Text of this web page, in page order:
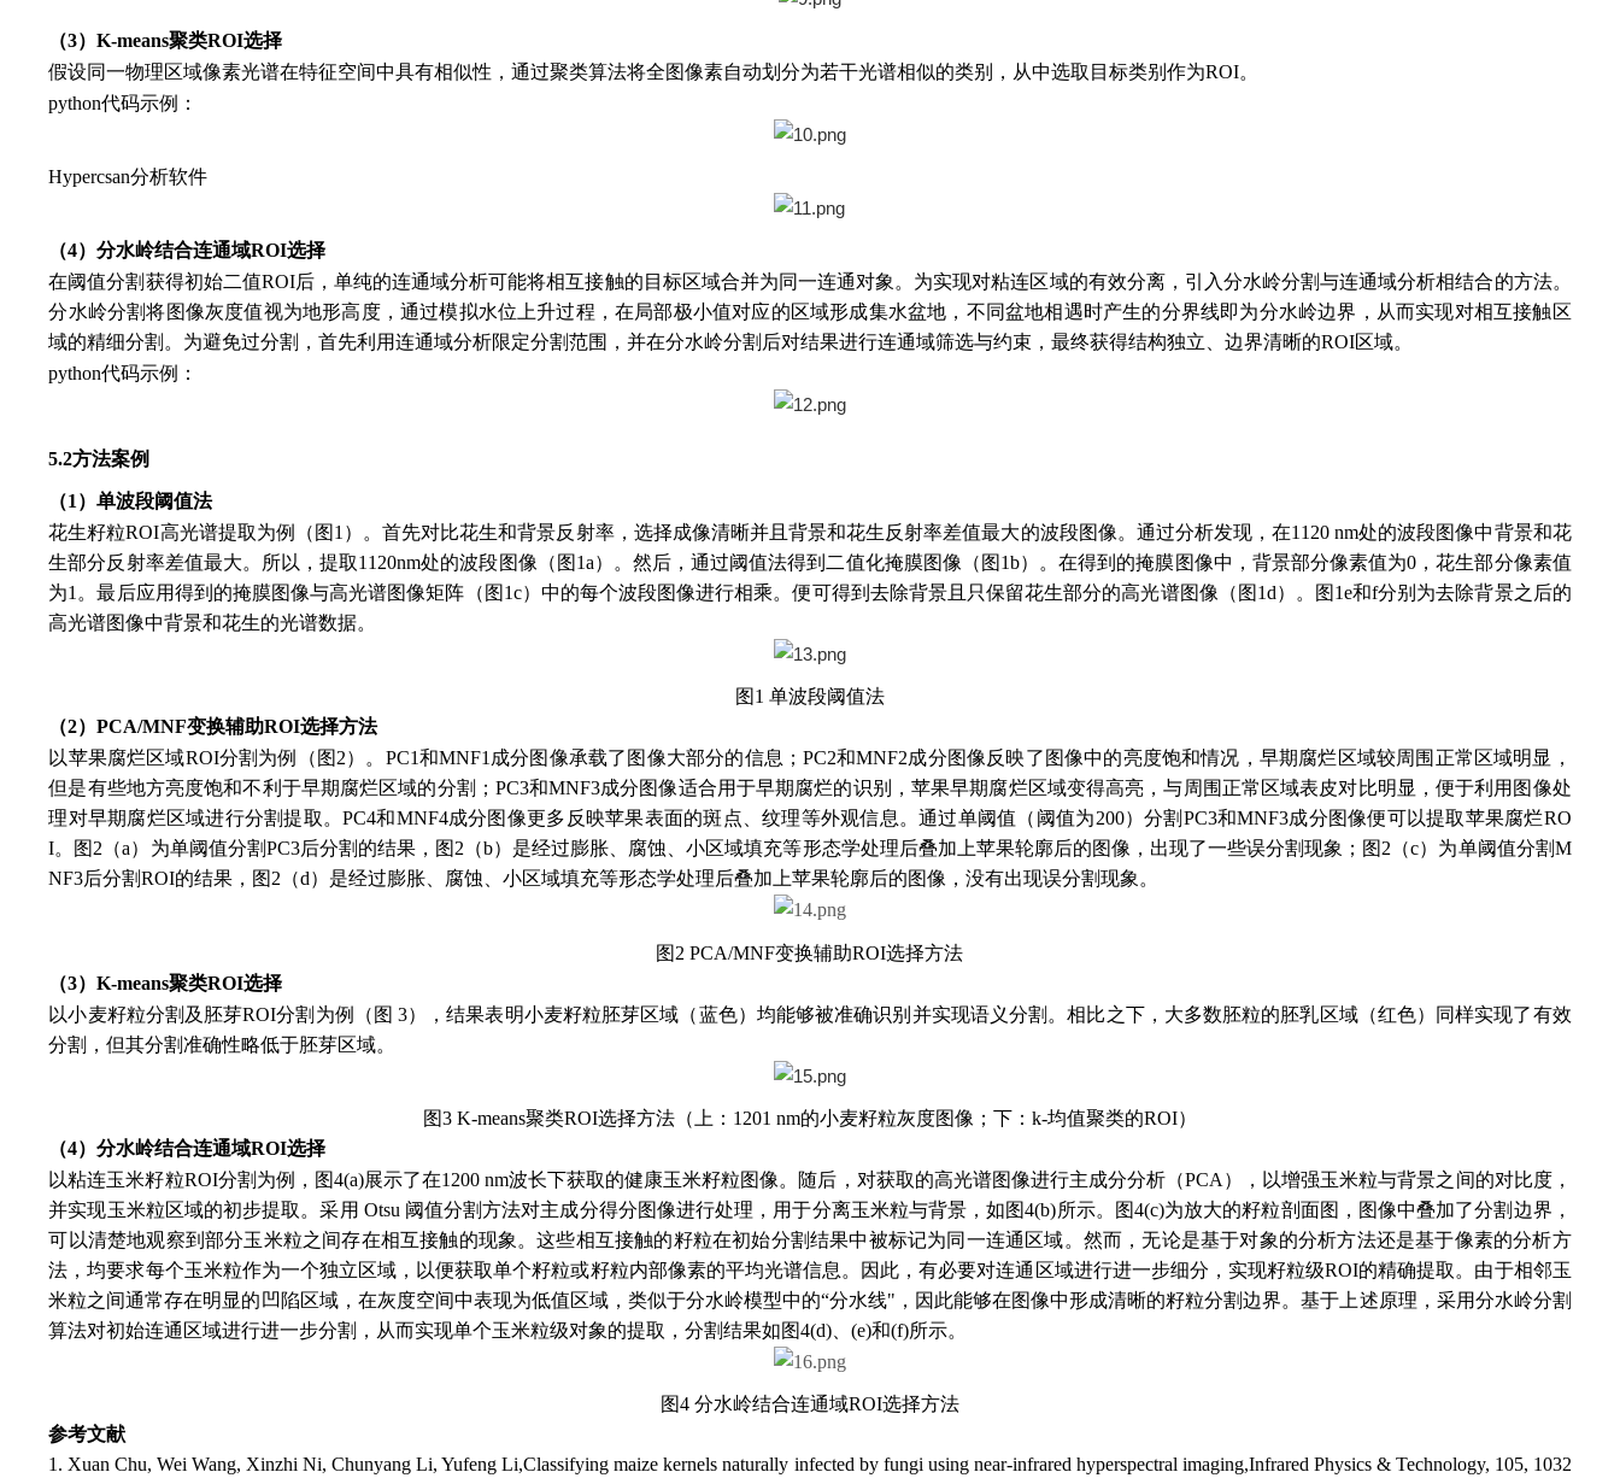
（3）K-means聚类ROI选择
假设同一物理区域像素光谱在特征空间中具有相似性，通过聚类算法将全图像素自动划分为若干光谱相似的类别，从中选取目标类别作为ROI。
python代码示例：
Hypercsan分析软件
（4）分水岭结合连通域ROI选择
在阈值分割获得初始二值ROI后，单纯的连通域分析可能将相互接触的目标区域合并为同一连通对象。为实现对粘连区域的有效分离，引入分水岭分割与连通域分析相结合的方法。
分水岭分割将图像灰度值视为地形高度，通过模拟水位上升过程，在局部极小值对应的区域形成集水盆地，不同盆地相遇时产生的分界线即为分水岭边界，从而实现对相互接触区
域的精细分割。为避免过分割，首先利用连通域分析限定分割范围，并在分水岭分割后对结果进行连通域筛选与约束，最终获得结构独立、边界清晰的ROI区域。
python代码示例：
5.2方法案例
（1）单波段阈值法
花生籽粒ROI高光谱提取为例（图1）。首先对比花生和背景反射率，选择成像清晰并且背景和花生反射率差值最大的波段图像。通过分析发现，在1120 nm处的波段图像中背景和花
生部分反射率差值最大。所以，提取1120nm处的波段图像（图1a）。然后，通过阈值法得到二值化掩膜图像（图1b）。在得到的掩膜图像中，背景部分像素值为0，花生部分像素值
为1。最后应用得到的掩膜图像与高光谱图像矩阵（图1c）中的每个波段图像进行相乘。便可得到去除背景且只保留花生部分的高光谱图像（图1d）。图1e和f分别为去除背景之后的
高光谱图像中背景和花生的光谱数据。
图1 单波段阈值法
（2）PCA/MNF变换辅助ROI选择方法
以苹果腐烂区域ROI分割为例（图2）。PC1和MNF1成分图像承载了图像大部分的信息；PC2和MNF2成分图像反映了图像中的亮度饱和情况，早期腐烂区域较周围正常区域明显，
但是有些地方亮度饱和不利于早期腐烂区域的分割；PC3和MNF3成分图像适合用于早期腐烂的识别，苹果早期腐烂区域变得高亮，与周围正常区域表皮对比明显，便于利用图像处
理对早期腐烂区域进行分割提取。PC4和MNF4成分图像更多反映苹果表面的斑点、纹理等外观信息。通过单阈值（阈值为200）分割PC3和MNF3成分图像便可以提取苹果腐烂RO
I。图2（a）为单阈值分割PC3后分割的结果，图2（b）是经过膨胀、腐蚀、小区域填充等形态学处理后叠加上苹果轮廓后的图像，出现了一些误分割现象；图2（c）为单阈值分割M
NF3后分割ROI的结果，图2（d）是经过膨胀、腐蚀、小区域填充等形态学处理后叠加上苹果轮廓后的图像，没有出现误分割现象。
图2 PCA/MNF变换辅助ROI选择方法
（3）K-means聚类ROI选择
以小麦籽粒分割及胚芽ROI分割为例（图 3），结果表明小麦籽粒胚芽区域（蓝色）均能够被准确识别并实现语义分割。相比之下，大多数胚粒的胚乳区域（红色）同样实现了有效
分割，但其分割准确性略低于胚芽区域。
图3 K-means聚类ROI选择方法（上：1201 nm的小麦籽粒灰度图像；下：k-均值聚类的ROI）
（4）分水岭结合连通域ROI选择
以粘连玉米籽粒ROI分割为例，图4(a)展示了在1200 nm波长下获取的健康玉米籽粒图像。随后，对获取的高光谱图像进行主成分分析（PCA），以增强玉米粒与背景之间的对比度，
并实现玉米粒区域的初步提取。采用 Otsu 阈值分割方法对主成分得分图像进行处理，用于分离玉米粒与背景，如图4(b)所示。图4(c)为放大的籽粒剖面图，图像中叠加了分割边界，
可以清楚地观察到部分玉米粒之间存在相互接触的现象。这些相互接触的籽粒在初始分割结果中被标记为同一连通区域。然而，无论是基于对象的分析方法还是基于像素的分析方
法，均要求每个玉米粒作为一个独立区域，以便获取单个籽粒或籽粒内部像素的平均光谱信息。因此，有必要对连通区域进行进一步细分，实现籽粒级ROI的精确提取。由于相邻玉
米粒之间通常存在明显的凹陷区域，在灰度空间中表现为低值区域，类似于分水岭模型中的“分水线"，因此能够在图像中形成清晰的籽粒分割边界。基于上述原理，采用分水岭分割
算法对初始连通区域进行进一步分割，从而实现单个玉米粒级对象的提取，分割结果如图4(d)、(e)和(f)所示。
图4 分水岭结合连通域ROI选择方法
参考文献
1. Xuan Chu, Wei Wang, Xinzhi Ni, Chunyang Li, Yufeng Li,Classifying maize kernels naturally infected by fungi using near-infrared hyperspectral imaging,Infrared Physics & Technology, 105, 1032